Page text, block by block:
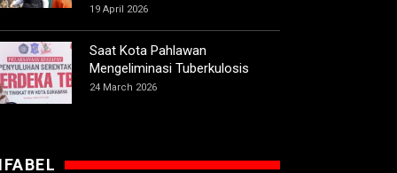
19 April 2026
Saat Kota Pahlawan
Mengeliminasi Tuberkulosis
24 March 2026